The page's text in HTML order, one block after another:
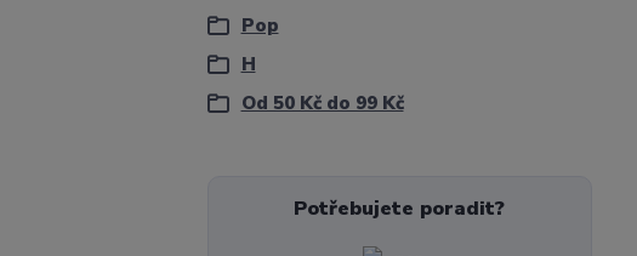
Pop
H
Od 50 Kč do 99 Kč
Potřebujete poradit?